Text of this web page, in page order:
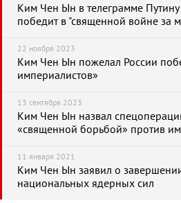
Ким Чен Ын в телеграмме Путину
победит в "священной войне за
22 ноября 2023
Ким Чен Ын пожелал России
империалистов»
13 сентября 2023
Ким Чен Ын назвал
«священной борьбой» против
11 января 2021
Ким Чен Ын заявил о
национальных ядерных сил